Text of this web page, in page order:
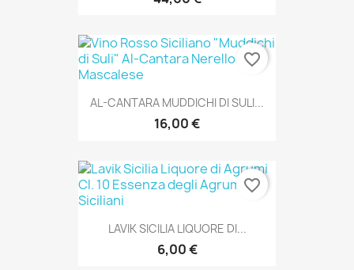
AL-CANTARA MUDDICHI DI SULI...
16,00 €
favorite_border
LAVIK SICILIA LIQUORE DI...
6,00 €
favorite_border